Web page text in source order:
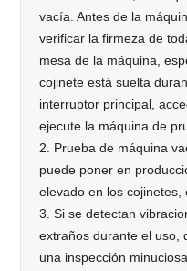
vacía. Antes de la
verificar la firmeza de
mesa de la máquina,
cojinete está suelta
interruptor principal,
ejecute la máquina de
2. Prueba de máquina
puede poner en
elevado en los cojinetes,
3. Si se detectan
extraños durante el uso,
una inspección